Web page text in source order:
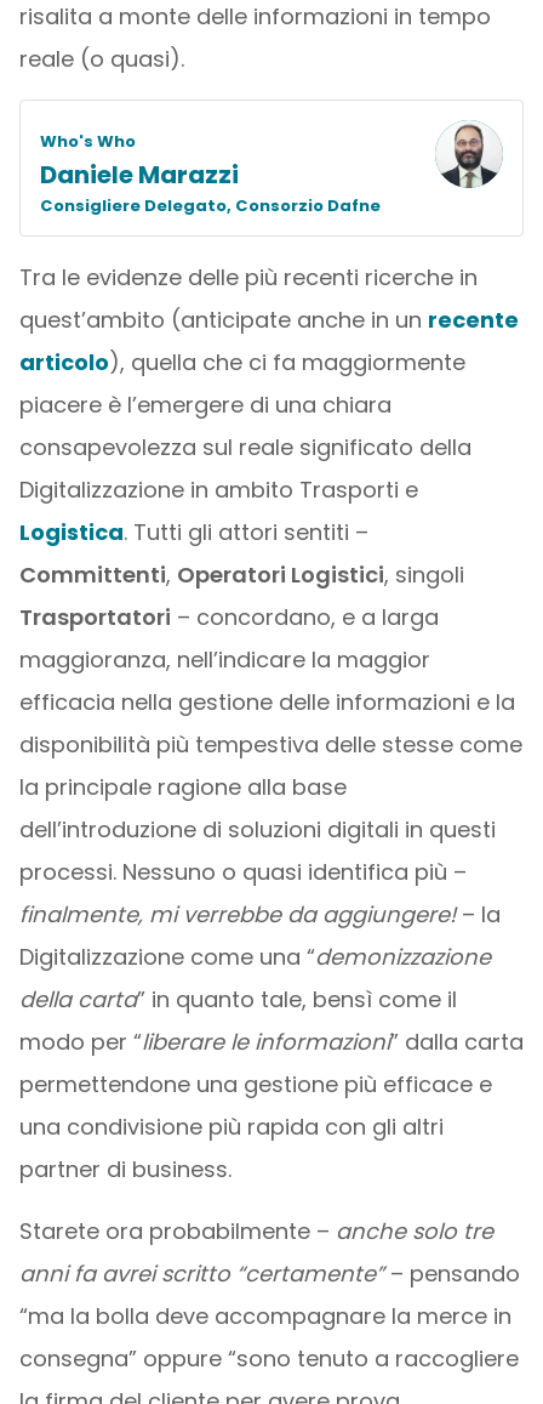
risalita a monte delle informazioni in tempo
reale (o quasi).
Who's Who
Daniele Marazzi
Consigliere Delegato, Consorzio Dafne
Tra le evidenze delle più recenti ricerche in
quest’ambito (anticipate anche in un recente
articolo), quella che ci fa maggiormente
piacere è l’emergere di una chiara
consapevolezza sul reale significato della
Digitalizzazione in ambito Trasporti e
Logistica. Tutti gli attori sentiti –
Committenti, Operatori Logistici, singoli
Trasportatori – concordano, e a larga
maggioranza, nell’indicare la maggior
efficacia nella gestione delle informazioni e la
disponibilità più tempestiva delle stesse come
la principale ragione alla base
dell’introduzione di soluzioni digitali in questi
processi. Nessuno o quasi identifica più –
finalmente, mi verrebbe da aggiungere!– la
Digitalizzazione come una “demonizzazione
della carta” in quanto tale, bensì come il
modo per “liberare le informazioni” dalla carta
permettendone una gestione più efficace e
una condivisione più rapida con gli altri
partner di business.
Starete ora probabilmente – anche solo tre
anni fa avrei scritto “certamente”– pensando
“ma la bolla deve accompagnare la merce in
consegna” oppure “sono tenuto a raccogliere